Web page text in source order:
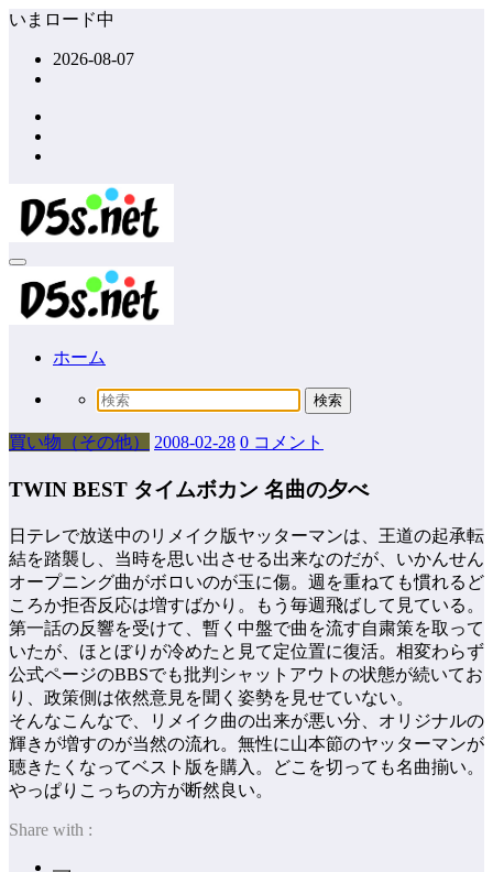
コ
ッ
プ
いまロード中
2026-08-07
ホーム
買い物（その他） 2008-02-28 0 コメント
TWIN BEST タイムボカン 名曲の夕べ
日テレで放送中のリメイク版ヤッターマンは、王道の起承転
結を踏襲し、当時を思い出させる出来なのだが、いかんせん
オープニング曲がボロいのが玉に傷。週を重ねても慣れるど
ころか拒否反応は増すばかり。もう毎週飛ばして見ている。
第一話の反響を受けて、暫く中盤で曲を流す自粛策を取って
いたが、ほとぼりが冷めたと見て定位置に復活。相変わらず
公式ページのBBSでも批判シャットアウトの状態が続いてお
り、政策側は依然意見を聞く姿勢を見せていない。
そんなこんなで、リメイク曲の出来が悪い分、オリジナルの
輝きが増すのが当然の流れ。無性に山本節のヤッターマンが
聴きたくなってベスト版を購入。どこを切っても名曲揃い。
やっぱりこっちの方が断然良い。
Share with :